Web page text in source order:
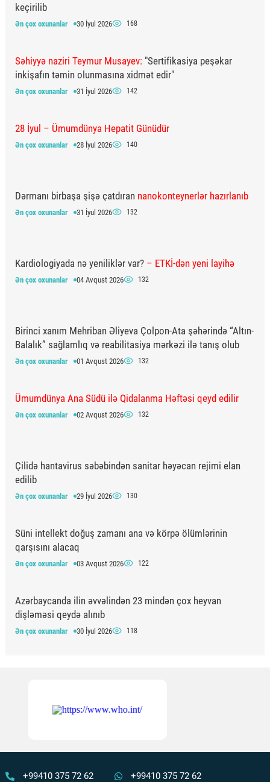
keçirilib
Ən çox oxunanlar 30 İyul 2026 168
Səhiyyə naziri Teymur Musayev: "Sertifikasiya peşəkar
inkişafın təmin olunmasına xidmət edir"
Ən çox oxunanlar 31 İyul 2026 142
28 İyul – Ümumdünya Hepatit Günüdür
Ən çox oxunanlar 28 İyul 2026 140
Dərmanı birbaşa şişə çatdıran nanokonteynerlər hazırlanıb
Ən çox oxunanlar 31 İyul 2026 132
Kardiologiyada nə yeniliklər var? – ETKİ-dən yeni layihə
Ən çox oxunanlar 04 Avqust 2026 132
Birinci xanım Mehriban Əliyeva Çolpon-Ata şəhərində “Altın-
Balalık” sağlamlıq və reabilitasiya mərkəzi ilə tanış olub
Ən çox oxunanlar 01 Avqust 2026 132
Ümumdünya Ana Südü ilə Qidalanma Həftəsi qeyd edilir
Ən çox oxunanlar 02 Avqust 2026 132
Çilidə hantavirus səbəbindən sanitar həyəcan rejimi elan
edilib
Ən çox oxunanlar 29 İyul 2026 130
Süni intellekt doğuş zamanı ana və körpə ölümlərinin
qarşısını alacaq
Ən çox oxunanlar 03 Avqust 2026 122
Azərbaycanda ilin əvvəlindən 23 mindən çox heyvan
dişləməsi qeydə alınıb
Ən çox oxunanlar 30 İyul 2026 118
Ən çox oxunanlar 31 İyul 2026 114
+99410 375 72 62 +99410 375 72 62